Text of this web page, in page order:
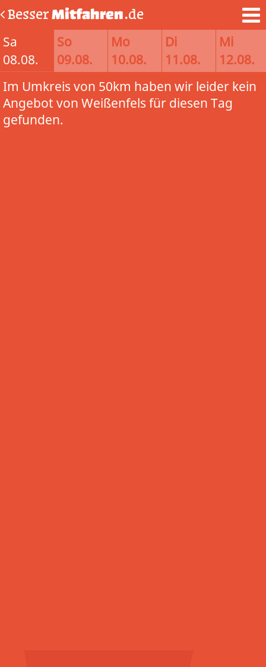
BesserMitfahren.de
Sa
08.08.
So
09.08.
Mo
10.08.
Di
11.08.
Mi
12.08.
Im Umkreis von 50km haben wir leider kein
Angebot von Weißenfels für diesen Tag
gefunden.